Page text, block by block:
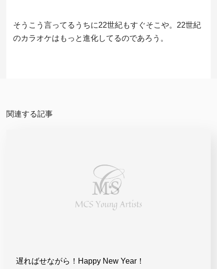
そうこう言ってるうちに22世紀もすぐそこや。22世紀
のカラオケはもっと進化してるのであろう。
関連する記事
遅ればせながら！Happy New Year！